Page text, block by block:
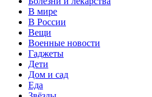
В мире
В России
Вещи
Военные новости
Гаджеты
Дети
Дом и сад
Еда